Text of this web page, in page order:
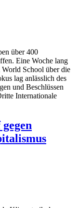
über 400
Eine Woche lang
School über die
lag anlässlich des
und Beschlüssen
Internationale